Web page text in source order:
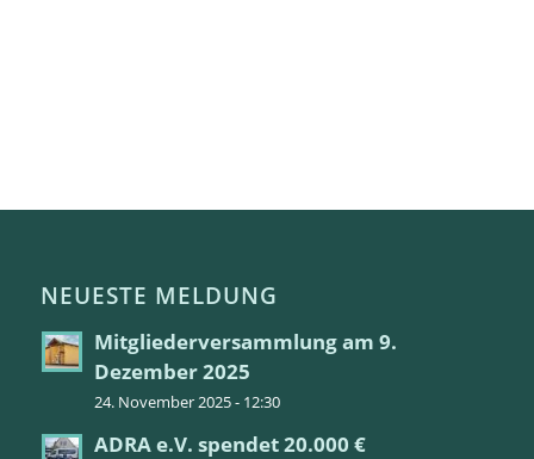
NEUESTE MELDUNG
Mitgliederversammlung am 9.
Dezember 2025
24. November 2025 - 12:30
ADRA e.V. spendet 20.000 €